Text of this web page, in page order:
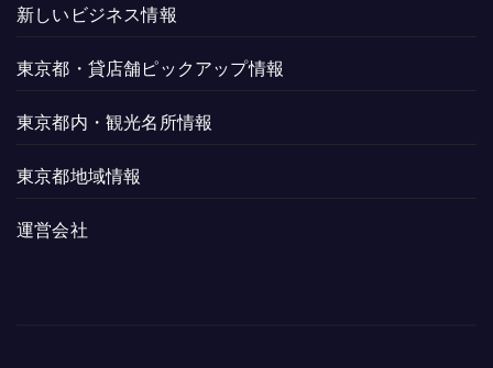
新しいビジネス情報
東京都・貸店舗ピックアップ情報
東京都内・観光名所情報
東京都地域情報
運営会社